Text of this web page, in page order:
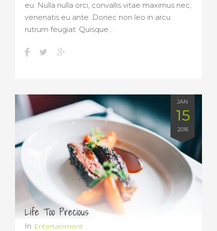
eu. Nulla nulla orci, convallis vitae maximus nec,
venenatis eu ante. Donec non leo in arcu
rutrum feugiat. Quisque…
JAN
15
2016
Life Too Precious
In Entertainment